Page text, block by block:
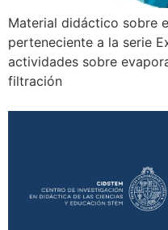
Material didáctico sobre
perteneciente a la serie
actividades sobre
filtración